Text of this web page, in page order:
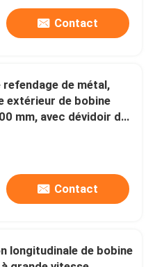
Contact
refendage de métal,
extérieur de bobine
mm, avec dévidoir de
de métal.
Contact
longitudinale de bobine